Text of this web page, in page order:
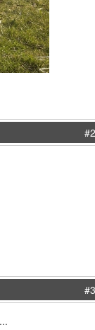
#2
#3